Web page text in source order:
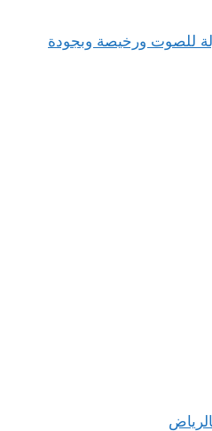
للصوت ورخيصة وبجودة